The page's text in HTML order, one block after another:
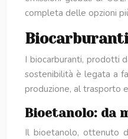
completa delle opzioni
I biocarburanti, prodotti
sostenibilità è legata a
produzione, al trasporto
Bioetanolo: da
Il bioetanolo, ottenuto